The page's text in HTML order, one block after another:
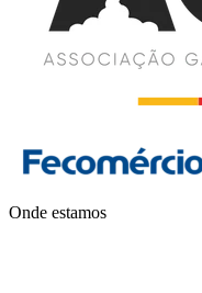
Onde estamos